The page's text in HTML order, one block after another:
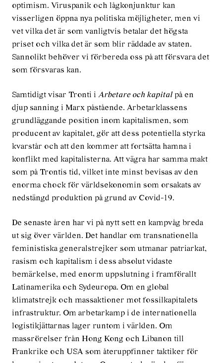
optimism. Viruspanik och lågkonjunktur kan
visserligen öppna nya politiska möjligheter, men vi
vet vilka det är som vanligtvis betalar det högsta
priset och vilka det är som blir räddade av staten.
Sannolikt behöver vi förbereda oss på att försvara det
som försvaras kan.
Samtidigt visar Tronti i Arbetare och kapital på en
djup sanning i Marx påstående. Arbetarklassens
grundläggande position inom kapitalismen, som
producent av kapitalet, gör att dess potentiella styrka
kvarstår och att den kommer att fortsätta hamna i
konflikt med kapitalisterna. Att vägra har samma makt
som på Trontis tid, vilket inte minst bevisas av den
enorma chock för världsekonomin som orsakats av
nedstängd produktion på grund av Covid-19.
De senaste åren har vi på nytt sett en kampvåg breda
ut sig över världen. Det handlar om transnationella
feministiska generalstrejker som utmanar patriarkat,
rasism och kapitalism i dess absolut vidaste
bemärkelse, med enorm uppslutning i framförallt
Latinamerika och Sydeuropa. Om en global
klimatstrejk och massaktioner mot fossilkapitalets
infrastruktur. Om arbetarkamp i de internationella
logistikjättarnas lager runtom i världen. Om
massrörelser från Hong Kong och Libanon till
Frankrike och USA som återuppfinner taktiker för